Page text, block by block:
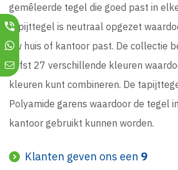
gemêleerde tegel die goed past in
tapijttegel is neutraal opgezet
uw huis of kantoor past. De collectie
liefst 27 verschillende kleuren
kleuren kunt combineren. De
Polyamide garens waardoor de tegel
kantoor gebruikt kunnen worden.
Klanten geven ons een 9